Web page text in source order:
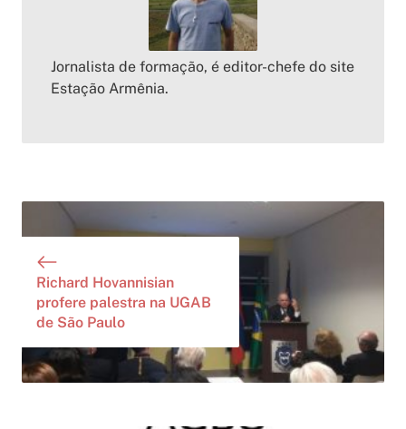
Jornalista de formação, é editor-chefe do site
Estação Armênia.
Richard Hovannisian
profere palestra na UGAB
de São Paulo